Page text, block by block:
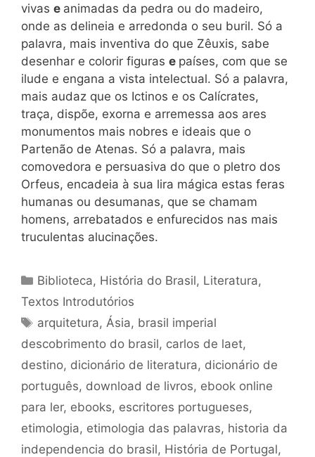
vivas e animadas da pedra ou do madeiro,
onde as delineia e arredonda o seu buril. Só a
palavra, mais inventiva do que Zêuxis, sabe
desenhar e colorir figuras e países, com que se
ilude e engana a vista intelectual. Só a palavra,
mais audaz que os Ictinos e os Calícrates,
traça, dispõe, exorna e arremessa aos ares
monumentos mais nobres e ideais que o
Partenão de Atenas. Só a palavra, mais
comovedora e persuasiva do que o pletro dos
Orfeus, encadeia à sua lira mágica estas feras
humanas ou desumanas, que se chamam
homens, arrebatados e enfurecidos nas mais
truculentas alucinações.
Categorias
Biblioteca, História do Brasil, Literatura,
Textos Introdutórios
Tags
arquitetura, Ásia, brasil imperial
descobrimento do brasil, carlos de laet,
destino, dicionário de literatura, dicionário de
português, download de livros, ebook online
para ler, ebooks, escritores portugueses,
etimologia, etimologia das palavras, historia da
independencia do brasil, História de Portugal,